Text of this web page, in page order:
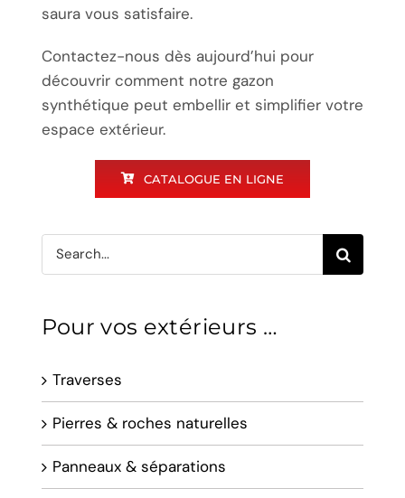
saura vous satisfaire.
Contactez-nous dès aujourd’hui pour
découvrir comment notre gazon
synthétique peut embellir et simplifier votre
espace extérieur.
CATALOGUE EN LIGNE
Search
for:
Pour vos extérieurs …
Traverses
Pierres & roches naturelles
Panneaux & séparations